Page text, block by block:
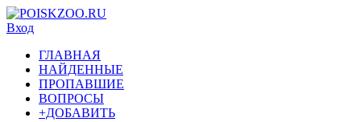
Вход
ГЛАВНАЯ
НАЙДЕННЫЕ
ПРОПАВШИЕ
ВОПРОСЫ
+ДОБАВИТЬ